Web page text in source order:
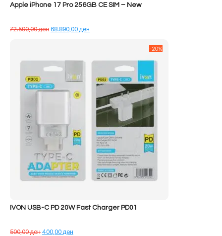
Apple iPhone 17 Pro 256GB CE SIM – New
72.590,00денÇmimi
68.890,00ден
68.890,00 ден.
IVON USB-C PD 20W Fast Charger PD01
500,00денÇmimi
400,00ден
-20%